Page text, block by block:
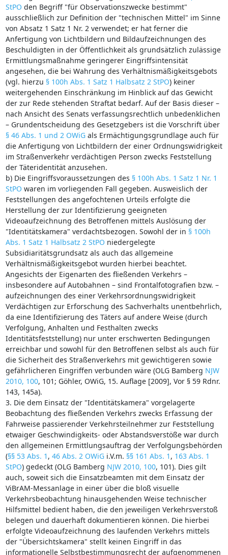
StPO den Begriff "für Observationszwecke bestimmt"
ausschließlich zur Definition der "technischen Mittel" im Sinne
von Absatz 1 Satz 1 Nr. 2 verwendet; er hat ferner die
Anfertigung von Lichtbildern und Bildaufzeichnungen des
Beschuldigten in der Öffentlichkeit als grundsätzlich zulässige
Ermittlungsmaßnahme geringerer Eingriffsintensität
angesehen, die bei Wahrung des Verhältnismäßigkeitsgebots
(vgl. hierzu § 100h Abs. 1 Satz 1 Halbsatz 2 StPO) keiner
weitergehenden Einschränkung im Hinblick auf das Gewicht
der zur Rede stehenden Straftat bedarf. Auf der Basis dieser –
nach Ansicht des Senats verfassungsrechtlich unbedenklichen
– Grundentscheidung des Gesetzgebers ist die Vorschrift über
§ 46 Abs. 1 und 2 OWiGals Ermächtigungsgrundlage auch für
die Anfertigung von Lichtbildern der einer Ordnungswidrigkeit
im Straßenverkehr verdächtigen Person zwecks Feststellung
der Täteridentität anzusehen.
b) Die Eingriffsvoraussetzungen des § 100h Abs. 1 Satz 1 Nr. 1
StPO waren im vorliegenden Fall gegeben. Ausweislich der
Feststellungen des angefochtenen Urteils erfolgte die
Herstellung der zur Identifizierung geeigneten
Videoaufzeichnung des Betroffenen mittels Auslösung der
"Identitätskamera" verdachtsbezogen. Sowohl der in § 100h
Abs. 1 Satz 1 Halbsatz 2 StPO niedergelegte
Subsidiaritätsgrundsatz als auch das allgemeine
Verhältnismäßigkeitsgebot wurden hierbei beachtet.
Angesichts der Eigenarten des fließenden Verkehrs –
insbesondere auf Autobahnen – sind Frontalfotografien bzw. –
aufzeichnungen des einer Verkehrsordnungswidrigkeit
Verdächtigen zur Erforschung des Sachverhalts unentbehrlich,
da eine Identifizierung des Täters auf andere Weise (durch
Verfolgung, Anhalten und Festhalten zwecks
Identitätsfeststellung) nur unter erschwerten Bedingungen
erreichbar und sowohl für den Betroffenen selbst als auch für
die Sicherheit des Straßenverkehrs mit gewichtigeren sowie
gefährlicheren Eingriffen verbunden wäre (OLG Bamberg NJW
2010, 100, 101; Göhler, OWiG, 15. Auflage [2009], Vor § 59 Rdnr.
143, 145a).
3. Die dem Einsatz der "Identitätskamera" vorgelagerte
Beobachtung des fließenden Verkehrs zwecks Erfassung der
Fahrweise passierender Verkehrsteilnehmer zur Feststellung
etwaiger Geschwindigkeits- oder Abstandsverstöße war durch
den allgemeinen Ermittlungsauftrag der Verfolgungsbehörden
(§§ 53 Abs. 1 , 46 Abs. 2 OWiGi.V.m. §§ 161 Abs. 1 , 163 Abs. 1
StPO) gedeckt (OLG Bamberg NJW 2010, 100, 101). Dies gilt
auch, soweit sich die Einsatzbeamten mit dem Einsatz der
ViBrAM-Messanlage in einer über die bloß visuelle
Verkehrsbeobachtung hinausgehenden Weise technischer
Hilfsmittel bedient haben, die den jeweiligen Verkehrsverstoß
belegen und dauerhaft dokumentieren können. Die hierbei
erfolgte Videoaufzeichnung des laufenden Verkehrs mittels
der "Übersichtskamera" stellt keinen Eingriff in das
informationelle Selbstbestimmungsrecht der aufgenommenen